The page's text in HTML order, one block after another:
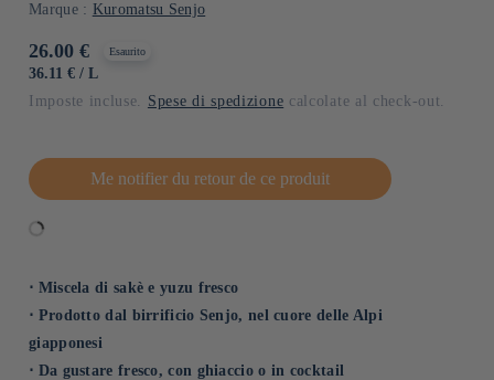
Marque : Kuromatsu Senjo
Prezzo
di
26.00 €
PREZZO
36.11 € / PER
L
Esaurito
Imposte incluse. Spese di spedizione calcolate al check-out.
Me notifier du retour de ce produit
⋅ Miscela di sakè e yuzu fresco
⋅ Prodotto dal birrificio Senjo, nel cuore delle Alpi
giapponesi
⋅ Da gustare fresco, con ghiaccio o in cocktail